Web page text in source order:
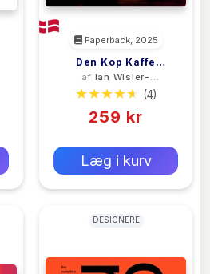
Paperback, 2025
Den Kop Kaffe
Glemmer Jeg Aldrig
af Ian Wisler-
Poulsen
(4)
259 kr
Læg i kurv
DESIGNERE